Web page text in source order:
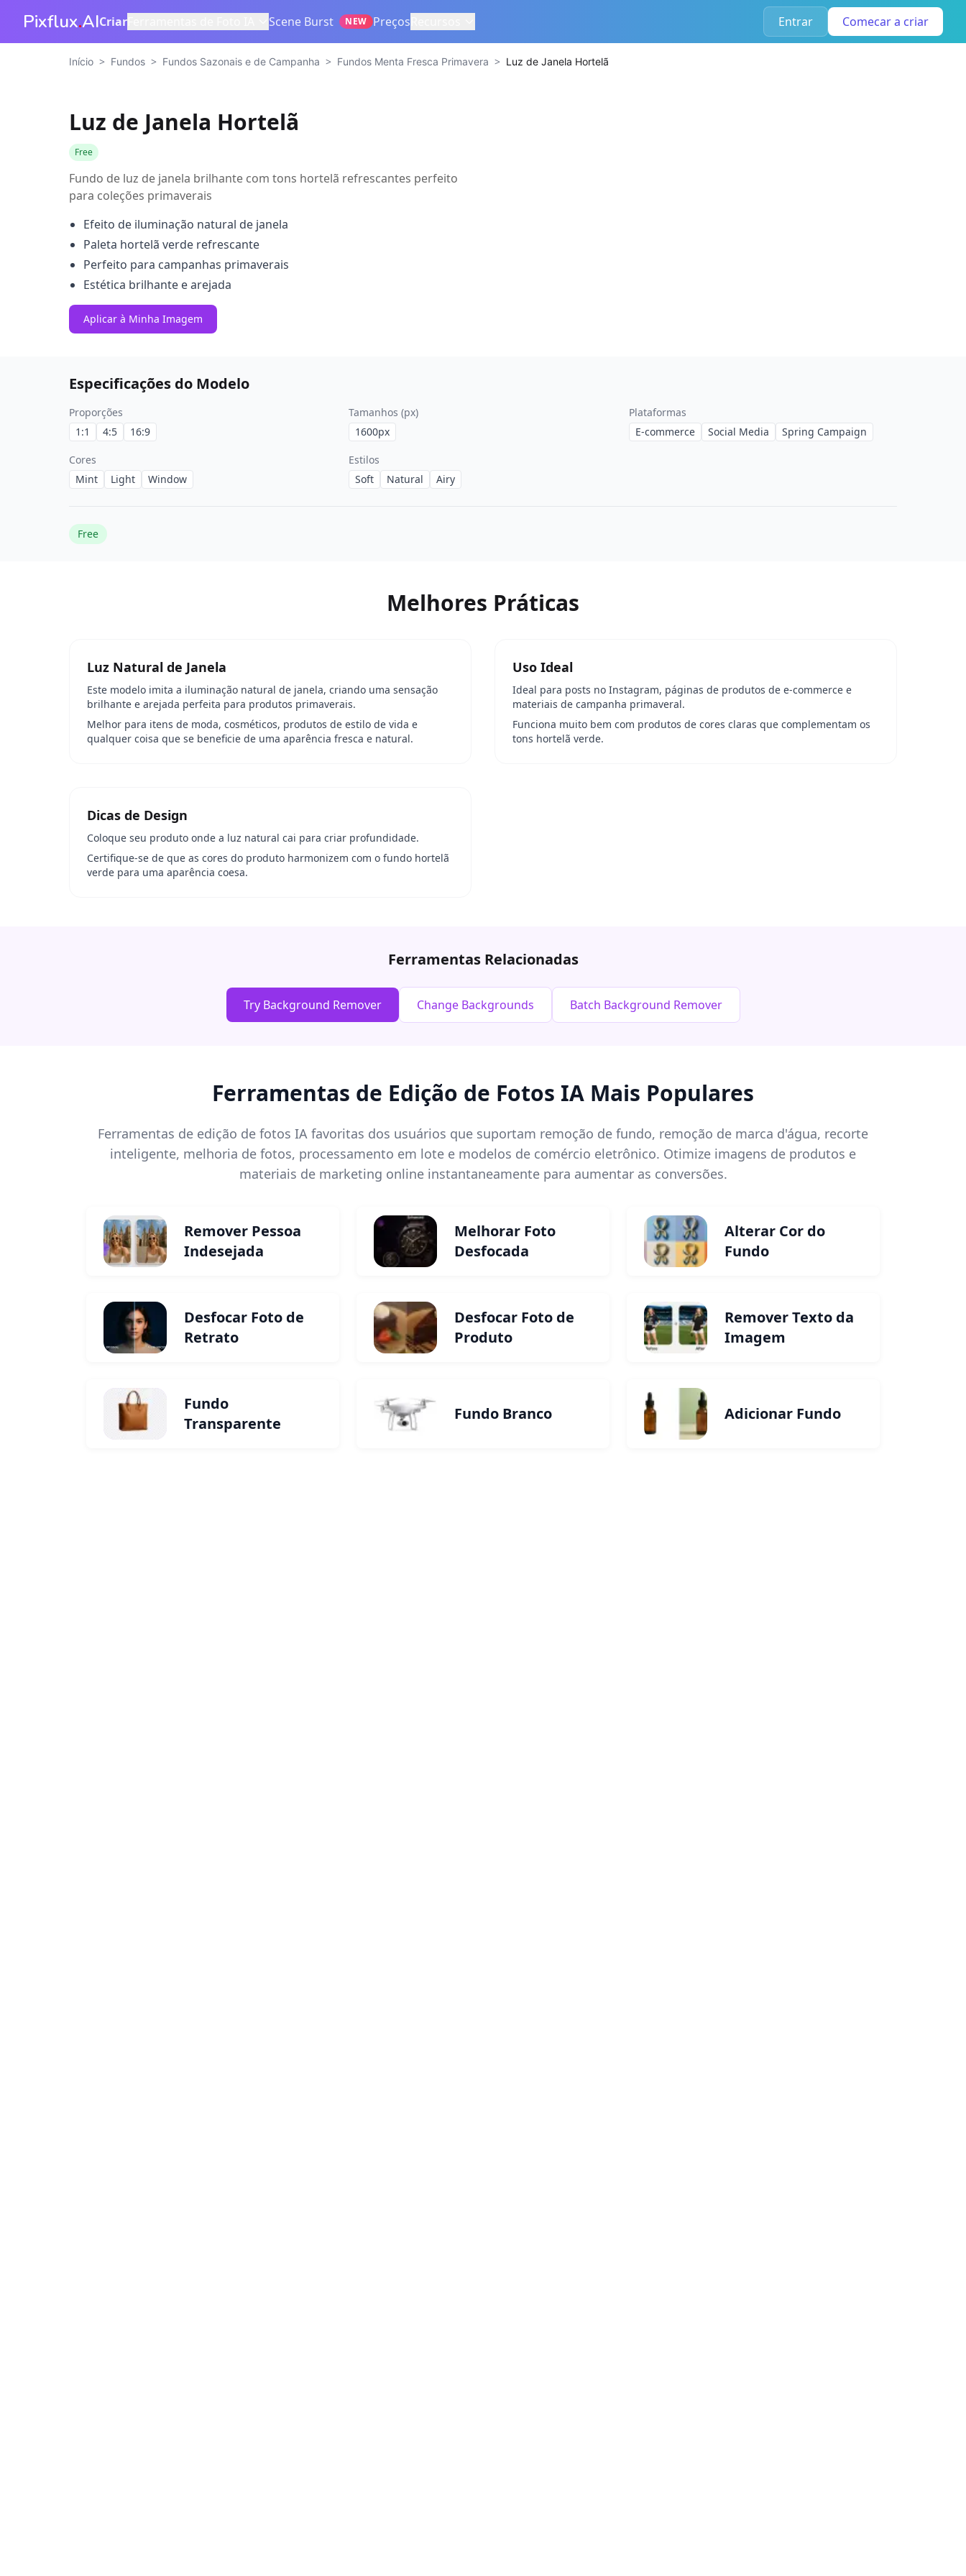
Pixflux.AICriar Scene Burst NEW Preços Entrar Comecar a criar
Início > Fundos > Fundos Sazonais e de Campanha > Fundos Menta Fresca Primavera > Luz de Janela Hortelã
Luz de Janela Hortelã
Free
Fundo de luz de janela brilhante com tons hortelã refrescantes perfeito
para coleções primaverais
Efeito de iluminação natural de janela
Paleta hortelã verde refrescante
Perfeito para campanhas primaverais
Estética brilhante e arejada
Aplicar à Minha Imagem
Especificações do Modelo
Proporções
1:1
4:5 16:9
Tamanhos (px)
1600px
Plataformas
E-commerce
Social Media Spring Campaign
Cores
Mint
Light Window
Estilos
Soft
Natural Airy
Free
Melhores Práticas
Luz Natural de Janela
Este modelo imita a iluminação natural de janela, criando uma sensação
brilhante e arejada perfeita para produtos primaverais.
Melhor para itens de moda, cosméticos, produtos de estilo de vida e
qualquer coisa que se beneficie de uma aparência fresca e natural.
Uso Ideal
Ideal para posts no Instagram, páginas de produtos de e-commerce e
materiais de campanha primaveral.
Funciona muito bem com produtos de cores claras que complementam os
tons hortelã verde.
Dicas de Design
Coloque seu produto onde a luz natural cai para criar profundidade.
Certifique-se de que as cores do produto harmonizem com o fundo hortelã
verde para uma aparência coesa.
Ferramentas Relacionadas
Try Background Remover Change Backgrounds Batch Background Remover
Ferramentas de Edição de Fotos IA Mais Populares
Ferramentas de edição de fotos IA favoritas dos usuários que suportam remoção de fundo, remoção de marca d'água, recorte
inteligente, melhoria de fotos, processamento em lote e modelos de comércio eletrônico. Otimize imagens de produtos e
materiais de marketing online instantaneamente para aumentar as conversões.
Remover Pessoa
Indesejada
Melhorar Foto
Desfocada
Alterar Cor do
Fundo
Desfocar Foto de
Retrato
Desfocar Foto de
Produto
Remover Texto da
Imagem
Fundo
Transparente
Fundo Branco Adicionar Fundo